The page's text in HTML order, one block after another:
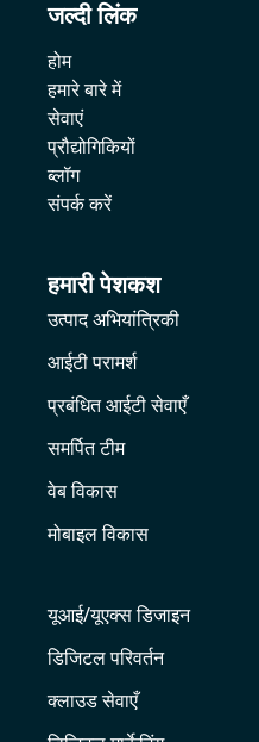
जल्दी लिंक
होम
हमारे बारे में
सेवाएं
प्रौद्योगिकियों
ब्लॉग
संपर्क करें
हमारी पेशकश
उत्पाद अभियांत्रिकी
आईटी परामर्श
प्रबंधित आईटी सेवाएँ
समर्पित टीम
वेब विकास
मोबाइल विकास
यूआई/यूएक्स डिजाइन
डिजिटल परिवर्तन
क्लाउड सेवाएँ